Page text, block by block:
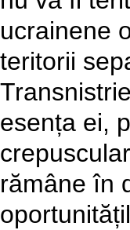
ucrainene
teritorii
esența ei,
rămâne în